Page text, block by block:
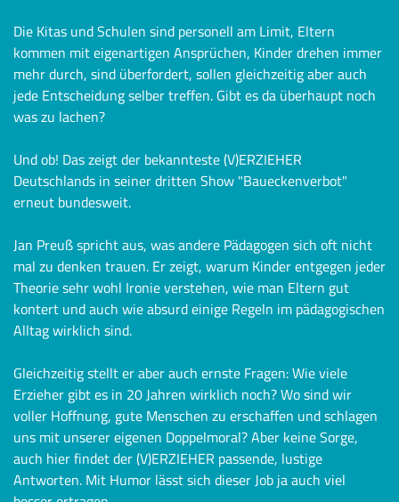
Die Kitas und Schulen sind personell am Limit, Eltern
kommen mit eigenartigen Ansprüchen, Kinder drehen immer
mehr durch, sind überfordert, sollen gleichzeitig aber auch
jede Entscheidung selber treffen. Gibt es da überhaupt noch
was zu lachen?
Und ob! Das zeigt der bekannteste (V)ERZIEHER
Deutschlands in seiner dritten Show "Baueckenverbot"
erneut bundesweit.
Jan Preuß spricht aus, was andere Pädagogen sich oft nicht
mal zu denken trauen. Er zeigt, warum Kinder entgegen jeder
Theorie sehr wohl Ironie verstehen, wie man Eltern gut
kontert und auch wie absurd einige Regeln im pädagogischen
Alltag wirklich sind.
Gleichzeitig stellt er aber auch ernste Fragen: Wie viele
Erzieher gibt es in 20 Jahren wirklich noch? Wo sind wir
voller Hoffnung, gute Menschen zu erschaffen und schlagen
uns mit unserer eigenen Doppelmoral? Aber keine Sorge,
auch hier findet der (V)ERZIEHER passende, lustige
Antworten. Mit Humor lässt sich dieser Job ja auch viel